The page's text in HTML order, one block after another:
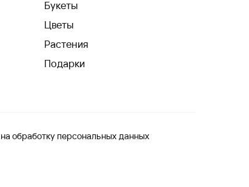
Букеты
Цветы
Растения
Подарки
обработку персональных данных